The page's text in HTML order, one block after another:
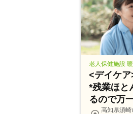
老人保健施設
<デイケ
*残業ほと
るので万
高知県須